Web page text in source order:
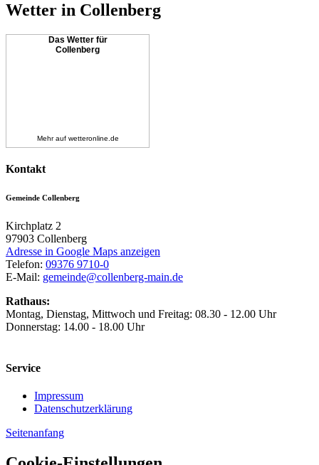
Wetter in Collenberg
Das Wetter für
Collenberg
Mehr auf wetteronline.de
Kontakt
Gemeinde Collenberg
Kirchplatz 2
97903 Collenberg
Adresse in Google Maps anzeigen
Telefon: 09376 9710-0
E-Mail: gemeinde@collenberg-main.de
Rathaus:
Montag, Dienstag, Mittwoch und Freitag: 08.30 - 12.00 Uhr
Donnerstag: 14.00 - 18.00 Uhr
Service
Impressum
Datenschutzerklärung
Seitenanfang